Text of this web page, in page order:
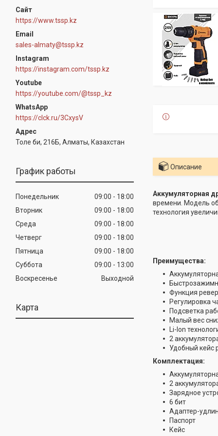
https://www.tssp.kz
sales-almaty@tssp.kz
Instagram
https://instagram.com/tssp.kz
Youtube
https://youtube.com/@tssp_kz
WhatsApp
https://clck.ru/3CxysV
Толе би, 216Б, Алматы, Казахстан
График работы
Понедельник 09:00
18:00
Вторник
09:00
18:00
Среда
09:00
18:00
Четверг
09:00
18:00
Пятница
09:00
18:00
Суббота
09:00
13:00
Воскресенье
Выходной
Карта
Описание
Аккумуляторная
времени. Модель
технология
Преимущества:
Функция
Регулировка
Подсветка
Малый вес
Li-lon
2
Удобный кейс
Комплектация:
2
Зарядное
6 бит
Адаптер-
Паспорт
Кейс